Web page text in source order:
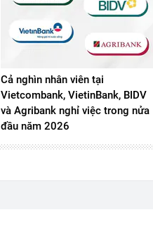
Cả nghìn nhân viên tại
Vietcombank, VietinBank, BIDV
và Agribank nghỉ việc trong nửa
đầu năm 2026